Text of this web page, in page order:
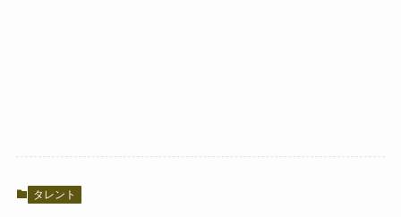
タレント